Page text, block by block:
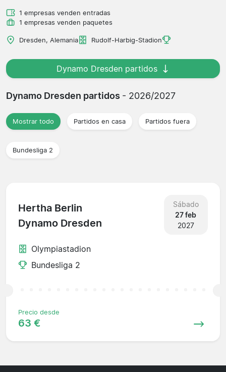
1 empresas venden entradas
1 empresas venden paquetes
Dresden, Alemania Rudolf-Harbig-Stadion
Dynamo Dresden partidos
Dynamo Dresden partidos - 2026/2027
Mostrar todo Partidos en casa Partidos fuera
Bundesliga 2
Hertha Berlin
Dynamo Dresden
Sábado
27 feb
2027
Olympiastadion
Bundesliga 2
Precio desde
63 €